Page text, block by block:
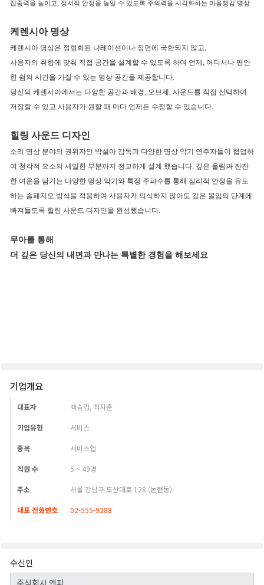
기업개요
대표자 백승업, 최지훈
기업유형 서비스
종목 서비스업
직원 수 5 ~ 49명
주소 서울 강남구 도산대로 128 (논현동)
대표 전화번호 02-555-9288
수신인